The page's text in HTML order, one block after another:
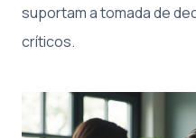
suportam a tomada de
críticos.